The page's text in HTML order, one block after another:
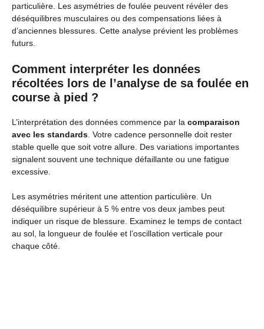
particulière. Les asymétries de foulée peuvent révéler des
déséquilibres musculaires ou des compensations liées à
d’anciennes blessures. Cette analyse prévient les problèmes
futurs.
Comment interpréter les données
récoltées lors de l’analyse de sa foulée en
course à pied ?
L’interprétation des données commence par la comparaison
avec les standards . Votre cadence personnelle doit rester
stable quelle que soit votre allure. Des variations importantes
signalent souvent une technique défaillante ou une fatigue
excessive.
Les asymétries méritent une attention particulière. Un
déséquilibre supérieur à 5 % entre vos deux jambes peut
indiquer un risque de blessure. Examinez le temps de contact
au sol, la longueur de foulée et l’oscillation verticale pour
chaque côté.